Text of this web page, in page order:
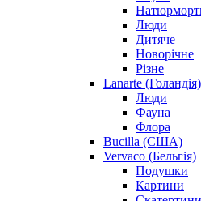
Люди
Дитяче
Новорічне
Різне
Lanarte (Голандія)
Люди
Фауна
Флора
Bucilla (США)
Vervaco (Бельгія)
Подушки
Картини